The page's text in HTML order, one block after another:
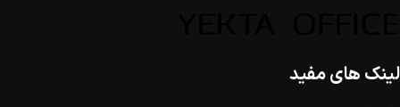
لینک های مفید